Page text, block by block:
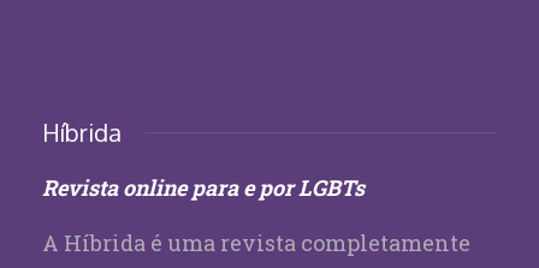
Híbrida
Revista online para e por LGBTs
A Híbrida é uma revista completamente